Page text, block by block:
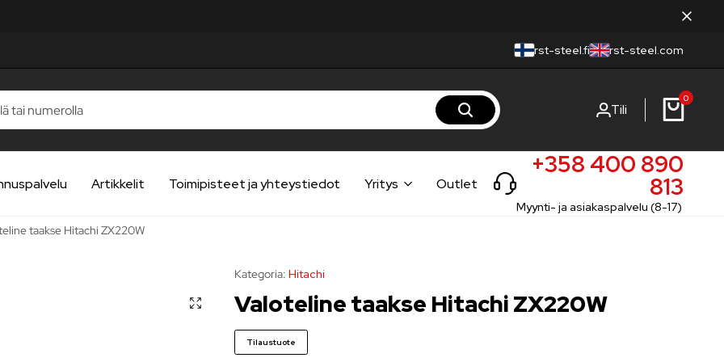
rst-steel.fi rst-steel.com
Tili
0
Artikkelit Toimipisteet ja yhteystiedot Yritys Outlet
+358 400 890
813
Myynti- ja asiakaspalvelu (8-17)
taakse Hitachi ZX220W
Kategoria: Hitachi
Valoteline taakse Hitachi ZX220W
Tilaustuote